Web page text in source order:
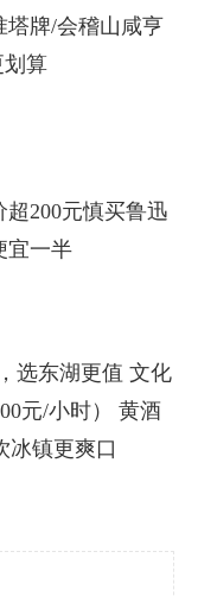
塔牌/会稽山咸亨
划算
200元慎买鲁迅
宜一半
选东湖更值 文化
元/小时） 黄酒
冰镇更爽口